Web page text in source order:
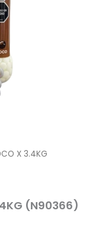
X 3.4KG
(N90366)